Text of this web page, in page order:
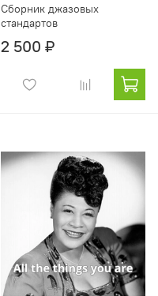
Сборник джазовых
стандартов
2 500 ₽